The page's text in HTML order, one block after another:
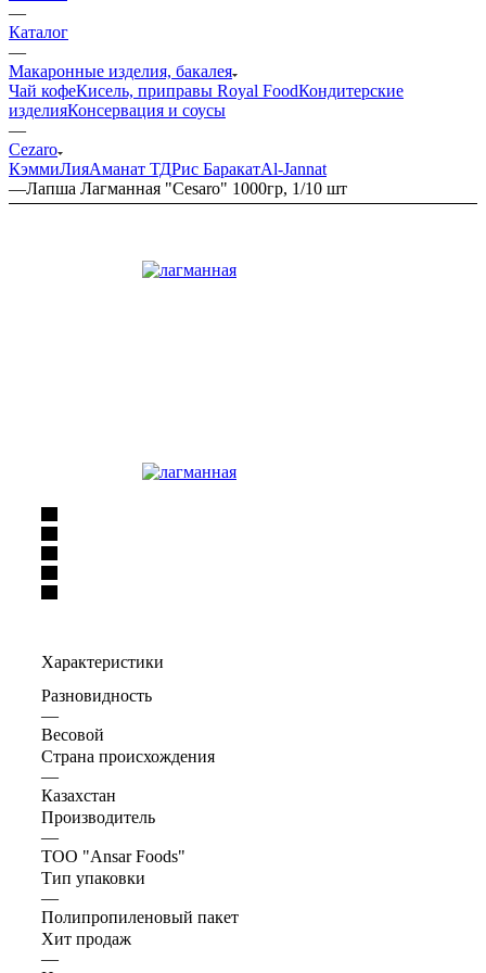
—
Каталог
—
Макаронные изделия, бакалея
Чай кофеКисель, приправы Royal FoodКондитерские
изделияКонсервация и соусы
—
Cezaro
КэммиЛияАманат ТДРис БаракатAl-Jannat
—Лапша Лагманная "Cesaro" 1000гр, 1/10 шт
Характеристики
Разновидность
—
Весовой
Страна происхождения
—
Казахстан
Производитель
—
ТОО "Ansar Foods"
Тип упаковки
—
Полипропиленовый пакет
Хит продаж
—